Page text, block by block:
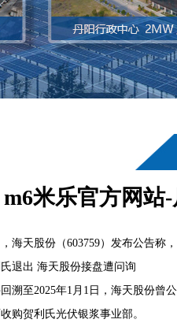
m6米乐官方网站
海天股份（603759）发布公告称
退出 海天股份接盘遭问询
溯至2025年1月1日，海天股份曾
购贺利氏光伏银浆事业部。